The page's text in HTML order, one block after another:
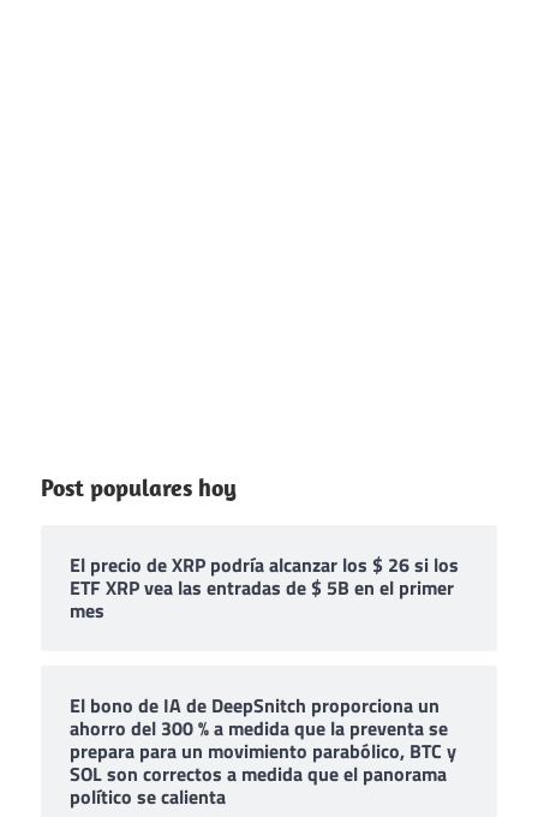
Post populares hoy
El precio de XRP podría alcanzar los $ 26 si los
ETF XRP vea las entradas de $ 5B en el primer
mes
El bono de IA de DeepSnitch proporciona un
ahorro del 300 % a medida que la preventa se
prepara para un movimiento parabólico, BTC y
SOL son correctos a medida que el panorama
político se calienta